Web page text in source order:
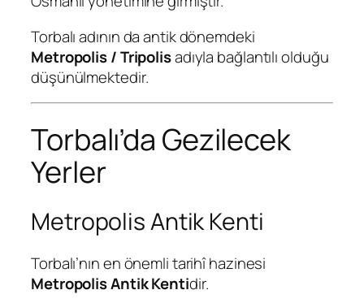
Torbalı adının da antik dönemdeki
Metropolis / Tripolisadıyla bağlantılı olduğu
düşünülmektedir.
Torbalı’da Gezilecek
Yerler
Metropolis Antik Kenti
Torbalı’nın en önemli tarihî hazinesi
Metropolis Antik Kentidir.